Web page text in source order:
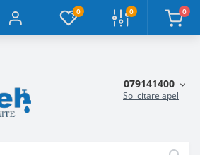
0 0 0
079141400
Solicitare apel